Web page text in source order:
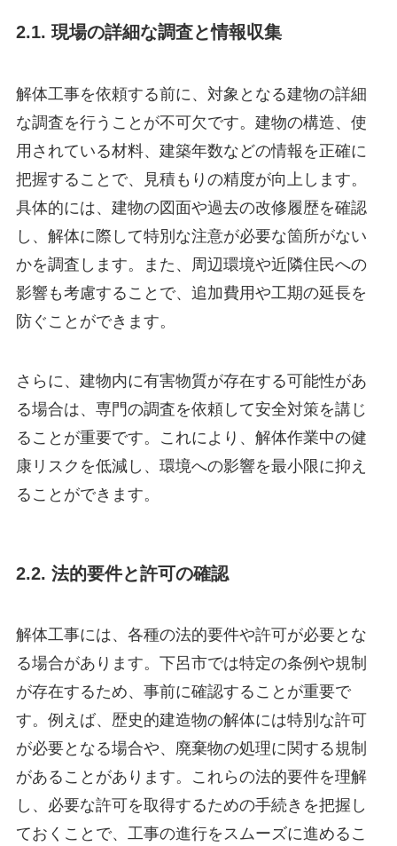
2.1. 現場の詳細な調査と情報収集
解体工事を依頼する前に、対象となる建物の詳細
な調査を行うことが不可欠です。建物の構造、使
用されている材料、建築年数などの情報を正確に
把握することで、見積もりの精度が向上します。
具体的には、建物の図面や過去の改修履歴を確認
し、解体に際して特別な注意が必要な箇所がない
かを調査します。また、周辺環境や近隣住民への
影響も考慮することで、追加費用や工期の延長を
防ぐことができます。
さらに、建物内に有害物質が存在する可能性があ
る場合は、専門の調査を依頼して安全対策を講じ
ることが重要です。これにより、解体作業中の健
康リスクを低減し、環境への影響を最小限に抑え
ることができます。
2.2. 法的要件と許可の確認
解体工事には、各種の法的要件や許可が必要とな
る場合があります。下呂市では特定の条例や規制
が存在するため、事前に確認することが重要で
す。例えば、歴史的建造物の解体には特別な許可
が必要となる場合や、廃棄物の処理に関する規制
があることがあります。これらの法的要件を理解
し、必要な許可を取得するための手続きを把握し
ておくことで、工事の進行をスムーズに進めるこ